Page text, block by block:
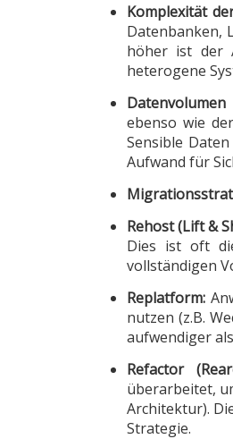
Komplexität
Datenbanken,
höher ist der
heterogene
ebenso wie
Sensible
Aufwand für
Rehost (Lift &
Dies ist oft
vollständigen
Replatform:
nutzen (z.B.
aufwendiger
Refactor
überarbeitet,
Architektur).
Strategie.